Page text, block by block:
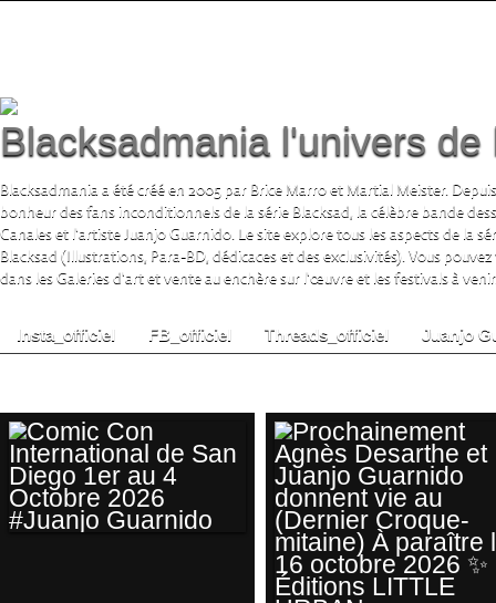
Blacksadmania l'univers
Blacksadmania a été créé en 2005 par Brice Marro et Martial Meister.
bonheur des fans inconditionnels de la série Blacksad, la célèbre bande
Canales et l'artiste Juanjo Guarnido. Le site explore tous les aspects de la
Blacksad (Illustrations, Para-BD, dédicaces et des exclusivités). Vous
dans les Galeries d'art et vente au enchère sur l'œuvre et les festivals à
Insta_officiel FB_officiel Threads_officiel Juanjo